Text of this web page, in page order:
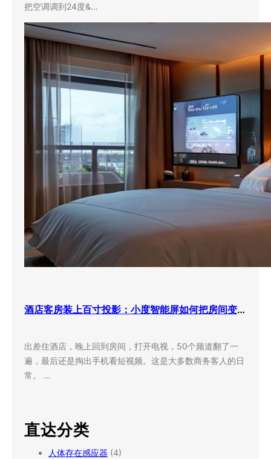
把空调调到24度&…
酒店客房装上百寸投影：小度智能屏如何把房间变成”第三空间”
出差住酒店，晚上回到房间，打开电视，50个频道翻了一
遍，最后还是掏出手机看短视频。这是大多数商务客人的日
常。 …
直达分类
人体存在感应器 (4)